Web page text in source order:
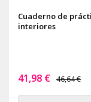
Cuaderno de
interiores
41,98 € 46,64 €